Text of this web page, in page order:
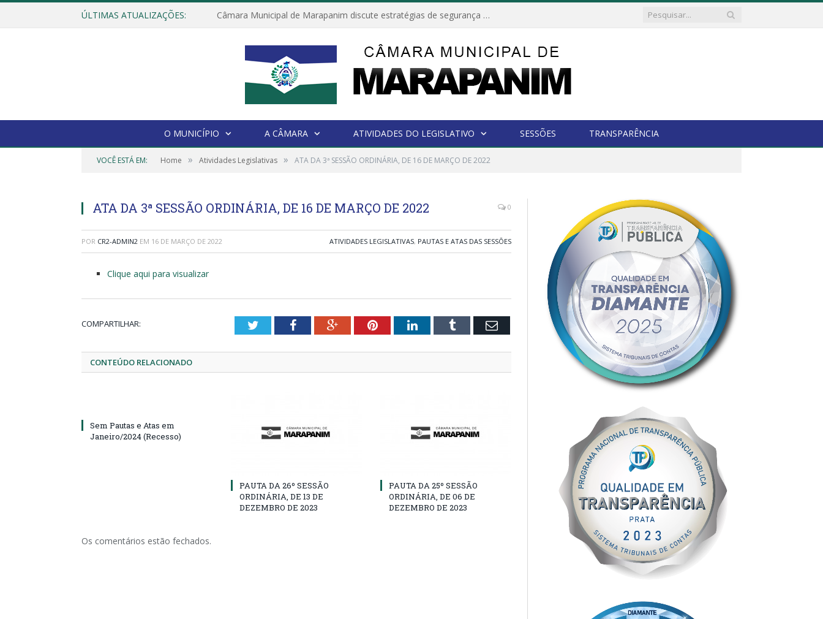
ÚLTIMAS ATUALIZAÇÕES: Câmara Municipal de Marapanim discute estratégias de segurança com autoridades e poder executivo
O MUNICÍPIO A CÂMARA ATIVIDADES DO LEGISLATIVO SESSÕES TRANSPARÊNCIA
VOCÊ ESTÁ EM: Home » Atividades Legislativas » ATA DA 3ª SESSÃO ORDINÁRIA, DE 16 DE MARÇO DE 2022
ATA DA 3ª SESSÃO ORDINÁRIA, DE 16 DE MARÇO DE 2022 0
POR CR2-ADMIN2 EM 16 DE MARÇO DE 2022 ATIVIDADES LEGISLATIVAS, PAUTAS E ATAS DAS SESSÕES
Clique aqui para visualizar
COMPARTILHAR: TwitterFacebookGoogle+PinterestLinkedInTumblr Email
CONTEÚDO RELACIONADO
Sem Pautas e Atas em
Janeiro/2024 (Recesso)
PAUTA DA 26º SESSÃO
ORDINÁRIA, DE 13 DE
DEZEMBRO DE 2023
PAUTA DA 25º SESSÃO
ORDINÁRIA, DE 06 DE
DEZEMBRO DE 2023
Os comentários estão fechados.